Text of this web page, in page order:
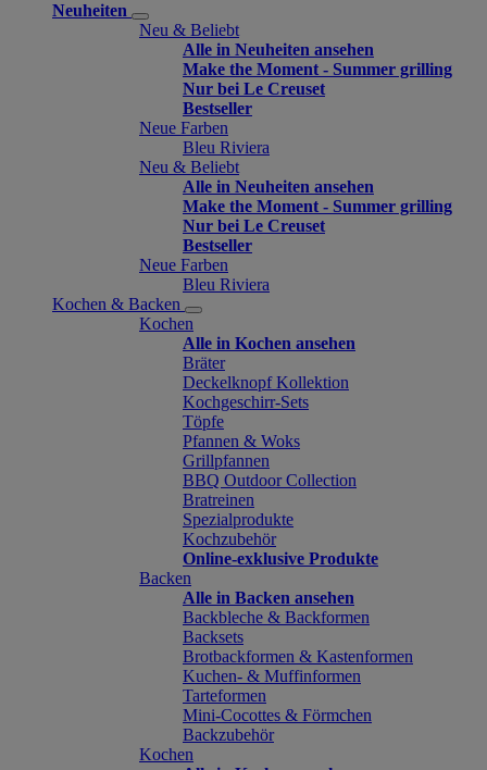
Neuheiten
Neu & Beliebt
Alle in Neuheiten ansehen
Make the Moment - Summer grilling
Nur bei Le Creuset
Bestseller
Neue Farben
Bleu Riviera
Neu & Beliebt
Alle in Neuheiten ansehen
Make the Moment - Summer grilling
Nur bei Le Creuset
Bestseller
Neue Farben
Bleu Riviera
Kochen & Backen
Kochen
Alle in Kochen ansehen
Bräter
Deckelknopf Kollektion
Kochgeschirr-Sets
Töpfe
Pfannen & Woks
Grillpfannen
BBQ Outdoor Collection
Bratreinen
Spezialprodukte
Kochzubehör
Online-exklusive Produkte
Backen
Alle in Backen ansehen
Backbleche & Backformen
Backsets
Brotbackformen & Kastenformen
Kuchen- & Muffinformen
Tarteformen
Mini-Cocottes & Förmchen
Backzubehör
Kochen